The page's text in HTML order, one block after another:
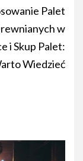
Palet
w
i Skup Palet:
Wiedzieć